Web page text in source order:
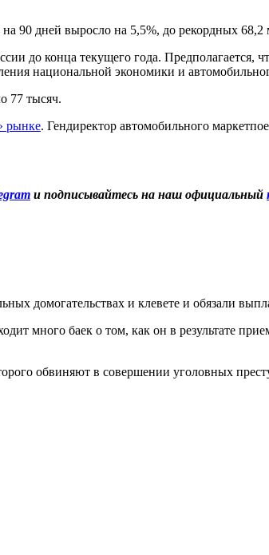
90 дней выросло на 5,5%, до рекордных 68,2
до конца текущего года. Предполагается,
национальной экономики и
77 тысяч.
рынке. Гендиректор автомобильного
и подписывайтесь на наш официальный
домогательствах и клевете и обязали
много баек о том, как он в результате
обвиняют в совершении уголовных